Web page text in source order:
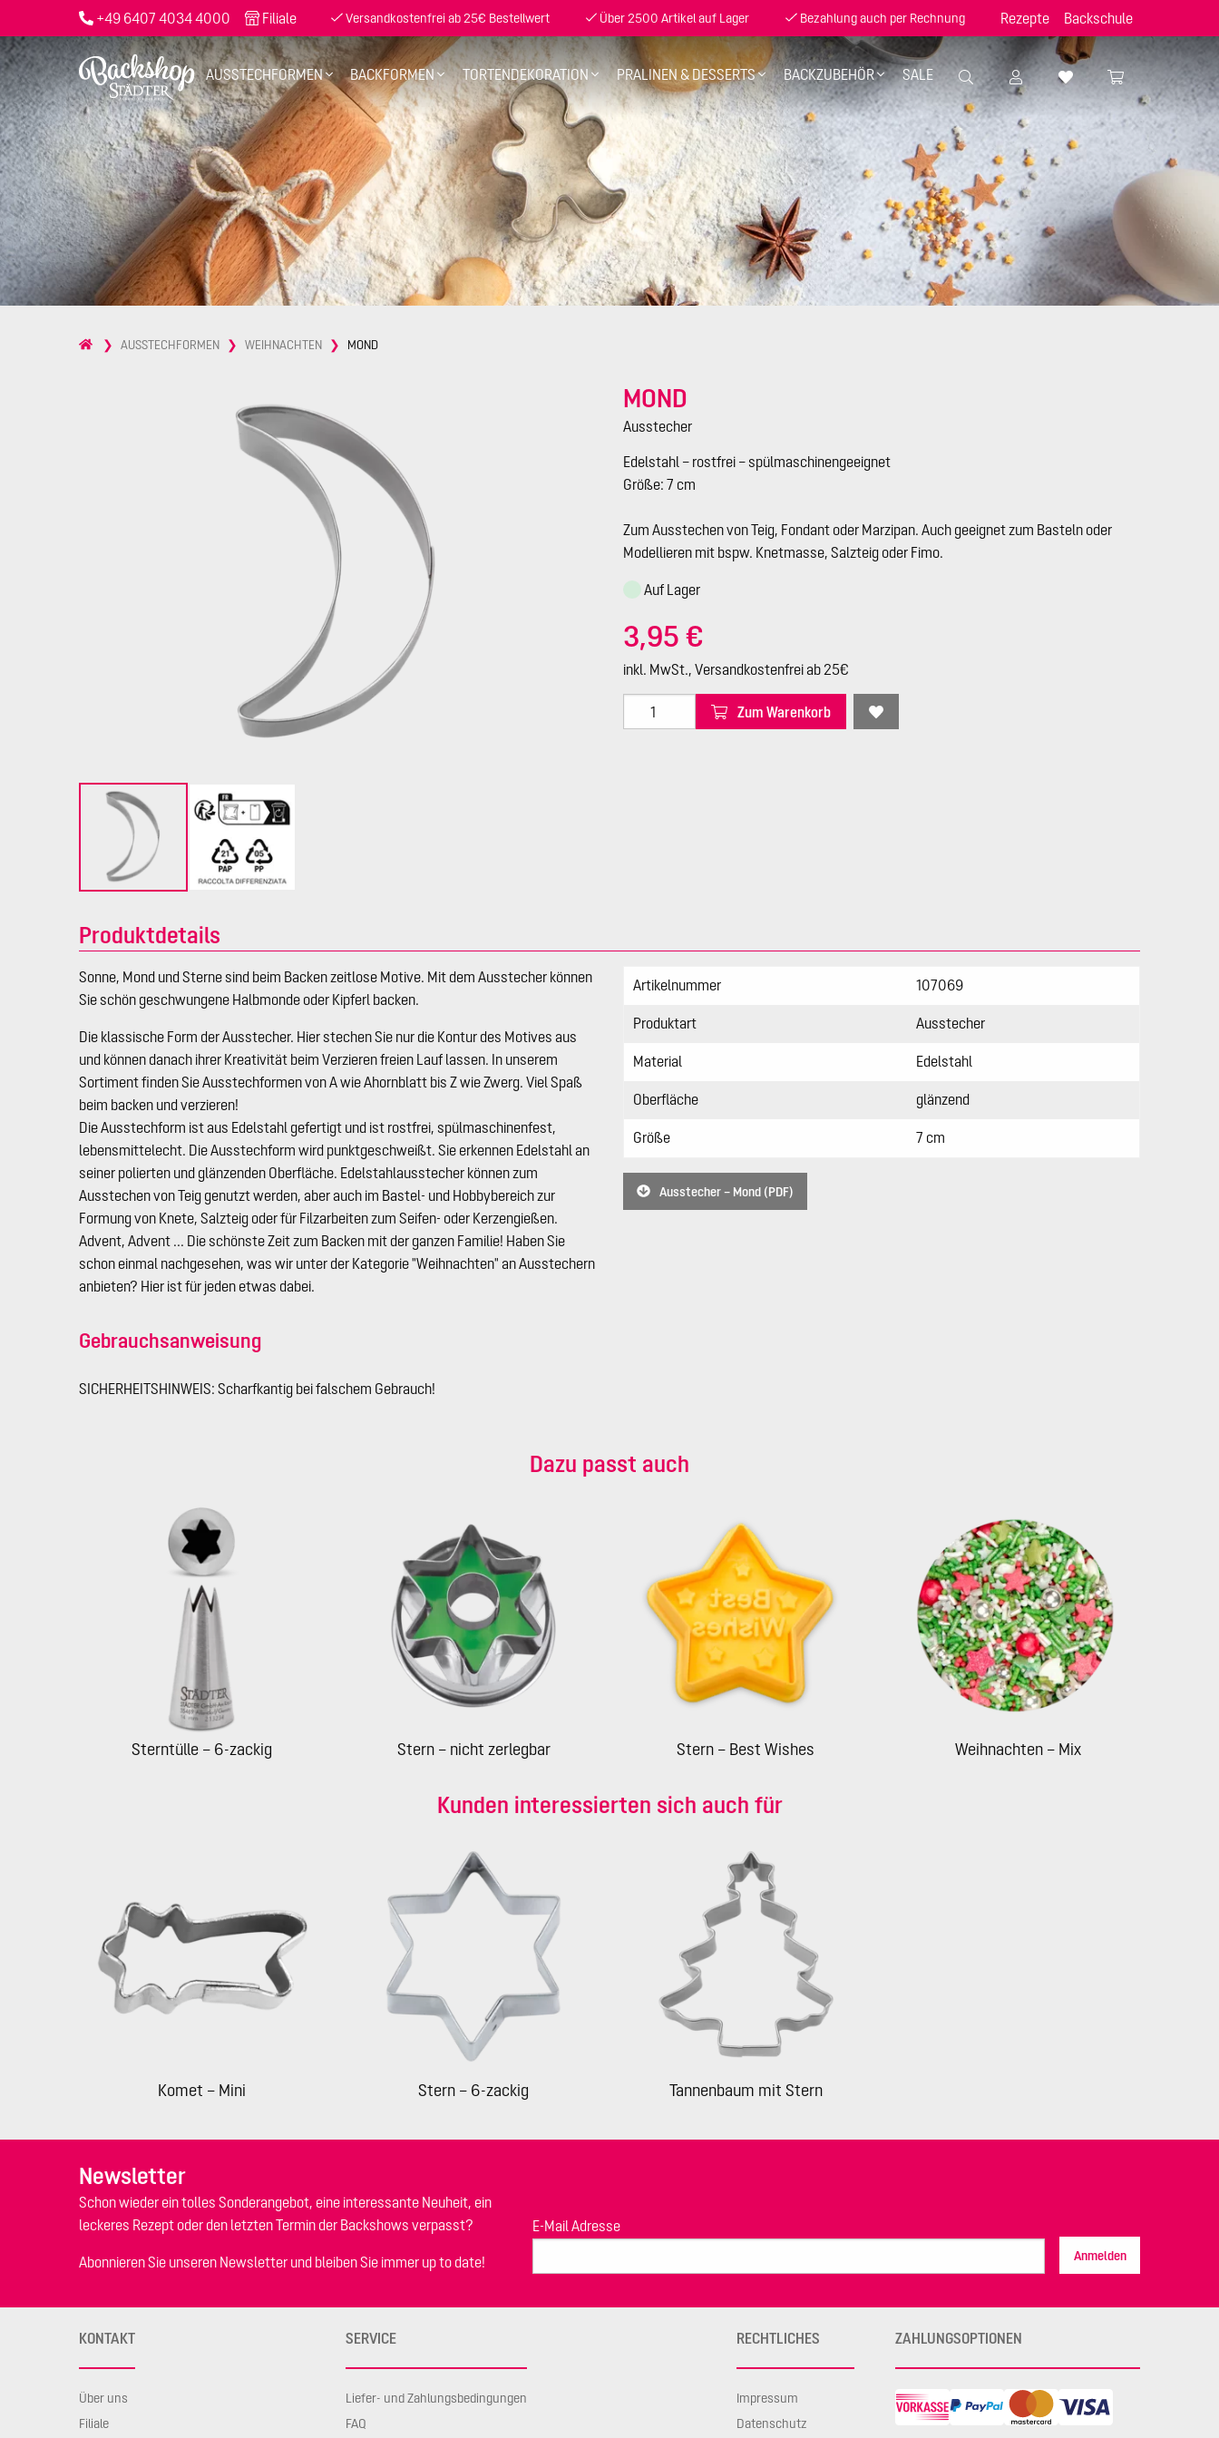
+49 6407 4034 4000 Filiale Versandkostenfrei ab 25€ Bestellwert Über 2500 Artikel auf Lager Bezahlung auch per Rechnung Rezepte Backschule
AUSSTECHFORMEN BACKFORMEN TORTENDEKORATION PRALINEN & DESSERTS BACKZUBEHÖR SALE
AUSSTECHFORMEN WEIHNACHTEN MOND
MOND
Ausstecher
Edelstahl – rostfrei – spülmaschinengeeignet
Größe: 7 cm
Zum Ausstechen von Teig, Fondant oder Marzipan. Auch geeignet zum Basteln oder
Modellieren mit bspw. Knetmasse, Salzteig oder Fimo.
Auf Lager
3,95 €
inkl. MwSt., Versandkostenfrei ab 25€
Zum Warenkorb
Produktdetails
Sonne, Mond und Sterne sind beim Backen zeitlose Motive. Mit dem Ausstecher können
Sie schön geschwungene Halbmonde oder Kipferl backen.
Die klassische Form der Ausstecher. Hier stechen Sie nur die Kontur des Motives aus
und können danach ihrer Kreativität beim Verzieren freien Lauf lassen. In unserem
Sortiment finden Sie Ausstechformen von A wie Ahornblatt bis Z wie Zwerg. Viel Spaß
beim backen und verzieren!
Die Ausstechform ist aus Edelstahl gefertigt und ist rostfrei, spülmaschinenfest,
lebensmittelecht. Die Ausstechform wird punktgeschweißt. Sie erkennen Edelstahl an
seiner polierten und glänzenden Oberfläche. Edelstahlausstecher können zum
Ausstechen von Teig genutzt werden, aber auch im Bastel- und Hobbybereich zur
Formung von Knete, Salzteig oder für Filzarbeiten zum Seifen- oder Kerzengießen.
Advent, Advent ... Die schönste Zeit zum Backen mit der ganzen Familie! Haben Sie
schon einmal nachgesehen, was wir unter der Kategorie "Weihnachten" an Ausstechern
anbieten? Hier ist für jeden etwas dabei.
Gebrauchsanweisung
SICHERHEITSHINWEIS: Scharfkantig bei falschem Gebrauch!
Artikelnummer 107069
Produktart Ausstecher
Material Edelstahl
Oberfläche glänzend
Größe 7 cm
Ausstecher – Mond (PDF)
Dazu passt auch
Sterntülle – 6-zackig Stern – nicht zerlegbar Stern – Best Wishes Weihnachten – Mix
Kunden interessierten sich auch für
Komet – Mini Stern – 6-zackig Tannenbaum mit Stern
Newsletter
Schon wieder ein tolles Sonderangebot, eine interessante Neuheit, ein
leckeres Rezept oder den letzten Termin der Backshows verpasst?
Abonnieren Sie unseren Newsletter und bleiben Sie immer up to date!
E-Mail Adresse
Anmelden
KONTAKT
Über uns
Filiale
SERVICE
Liefer- und Zahlungsbedingungen
FAQ
RECHTLICHES
Impressum
Datenschutz
ZAHLUNGSOPTIONEN